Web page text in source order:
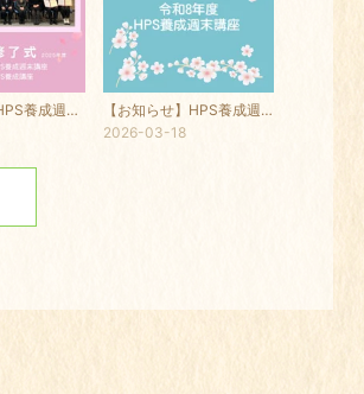
令和7年度のHPS養成週末講座・HPS養成講座の修了式を執り行いました
【お知らせ】HPS養成週末講座の聴講生を募集します
2026-03-18